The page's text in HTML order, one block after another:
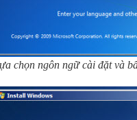
chọn ngôn ngữ cài đặt và